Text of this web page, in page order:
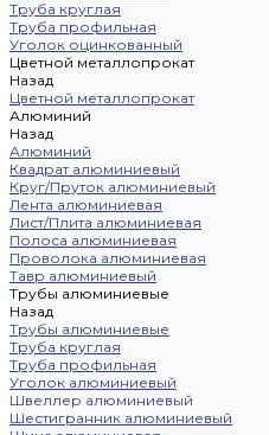
Труба круглая
Труба профильная
Уголок оцинкованный
Цветной металлопрокат
Назад
Цветной металлопрокат
Алюминий
Назад
Алюминий
Квадрат алюминиевый
Круг/Пруток алюминиевый
Лента алюминиевая
Лист/Плита алюминиевая
Полоса алюминиевая
Проволока алюминиевая
Тавр алюминиевый
Трубы алюминиевые
Назад
Трубы алюминиевые
Труба круглая
Труба профильная
Уголок алюминиевый
Швеллер алюминиевый
Шестигранник алюминиевый